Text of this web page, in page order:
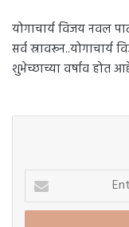
योगाचार्य विजय नवल
सर्व
शुभेच्छाच्या वर्षाव होत
Enter
your
Email